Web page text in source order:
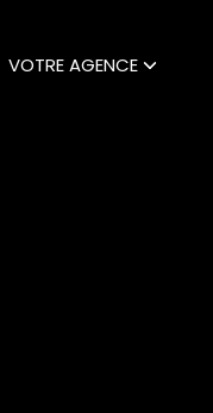
VOTRE AGENCE